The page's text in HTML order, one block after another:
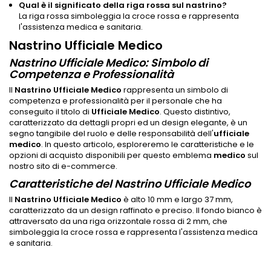
Qual è il significato della riga rossa sul nastrino?
La riga rossa simboleggia la croce rossa e rappresenta
l'assistenza medica e sanitaria.
Nastrino Ufficiale Medico
Nastrino Ufficiale Medico: Simbolo di
Competenza e Professionalità
Il Nastrino Ufficiale Medico rappresenta un simbolo di
competenza e professionalità per il personale che ha
conseguito il titolo di Ufficiale Medico. Questo distintivo,
caratterizzato da dettagli propri ed un design elegante, è un
segno tangibile del ruolo e delle responsabilità dell'ufficiale
medico. In questo articolo, esploreremo le caratteristiche e le
opzioni di acquisto disponibili per questo emblema medico sul
nostro sito di e-commerce.
Caratteristiche del Nastrino Ufficiale Medico
Il Nastrino Ufficiale Medico è alto 10 mm e largo 37 mm,
caratterizzato da un design raffinato e preciso. Il fondo bianco è
attraversato da una riga orizzontale rossa di 2 mm, che
simboleggia la croce rossa e rappresenta l'assistenza medica
e sanitaria.